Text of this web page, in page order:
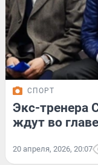
СПОРТ
Экс-тренера
ждут во
20 апреля, 2026, 20:07